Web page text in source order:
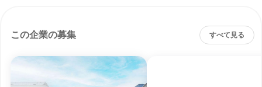
この企業の募集 すべて見る